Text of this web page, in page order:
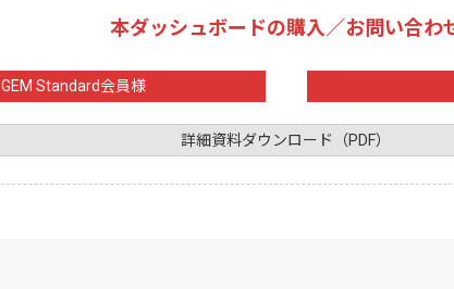
本ダッシュボードの購入／お問い合わ
GEM Standard会員様
詳細資料ダウンロード（PDF）